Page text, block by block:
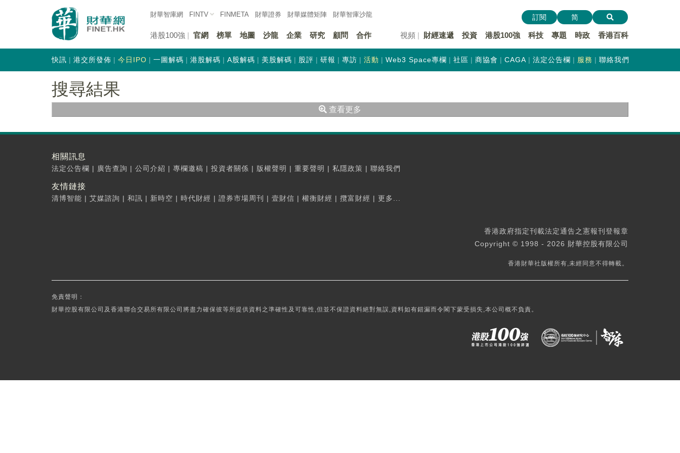
財華智庫網 FINTV FINMETA 財華證券 財華媒體矩陣 財華智庫沙龍
港股100強 官網 榜單 地圖 沙龍 企業 研究 顧問 合作 視頻 財經速遞 投資 港股100強 科技 專題 時政 香港百科
訂閱 简
快訊 港交所發佈 今日IPO 一圖解碼 港股解碼 A股解碼 美股解碼 股評 研報 專訪 活動 Web3 Space專欄 社區 商協會 CAGA 法定公告欄 服務 聯絡我們
搜尋結果
查看更多
相關訊息
法定公告欄 | 廣告查詢 | 公司介紹 | 專欄邀稿 | 投資者關係 | 版權聲明 | 重要聲明 | 私隱政策 | 聯絡我們
友情鏈接
清博智能 | 艾媒諮詢 | 和訊 | 新時空 | 時代財經 | 證券市場周刊 | 壹財信 | 權衡財經 | 攬富財經 | 更多...
香港政府指定刊載法定通告之憲報刊登報章
Copyright © 1998 - 2026 財華控股有限公司
香港財華社版權所有,未經同意不得轉載。
免責聲明：
財華控股有限公司及香港聯合交易所有限公司將盡力確保彼等所提供資料之準確性及可靠性,但並不保證資料絕對無誤,資料如有錯漏而令閣下蒙受損失,本公司概不負責。